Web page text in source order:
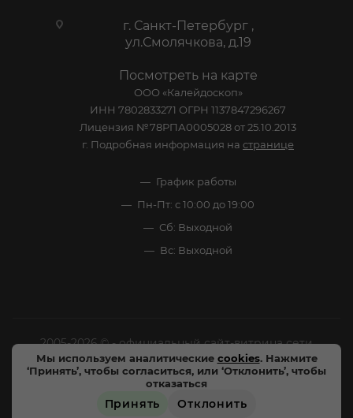
Мы используем аналитические cookies. Нажмите
‘Принять’, чтобы согласиться, или ‘Отклонить’, чтобы
отказаться
Принять Отклонить
г. Санкт-Петербург ,
ул.Смолячкова, д.19
Посмотреть на карте
ООО «Калейдоскоп»
ИНН 7802833271 ОГРН 1137847296267
Лицензия №78РПА0005028 от 25.10.2013
г. Подробная информация на странице
График работы
Пн-Пт: с 10:00 до 19:00
Сб: Выходной
Вс: Выходной
2005-2026 © - официальный сайт-витрина сети
специализированных напитков "Калейдоскоп Напитков
Мира". Все права защищены.